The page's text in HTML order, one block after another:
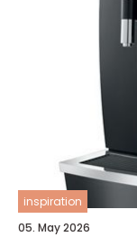
inspiration
05. May 2026